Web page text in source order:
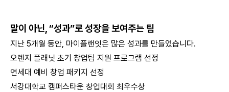
말이 아닌, “성과”로 성장을 보여주는 팀
지난 5개월 동안, 마이플랜잇은 많은 성과를 만들었습니다.
오렌지 플래닛 초기 창업팀 지원 프로그램 선정
연세대 예비 창업 패키지 선정
서강대학교 캠퍼스타운 창업대회 최우수상